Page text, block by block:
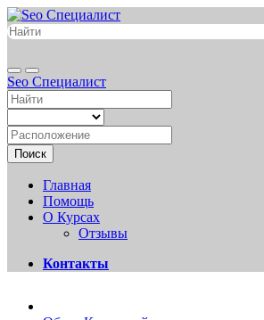
Seo Специалист
Поиск
Главная
Помощь
О Курсах
Отзывы
Контакты